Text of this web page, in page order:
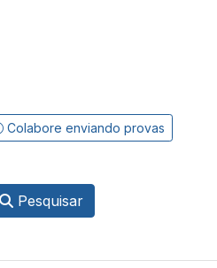
Colabore enviando provas
Pesquisar